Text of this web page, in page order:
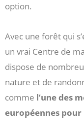
option.
Avec une forêt qui
un vrai Centre de
dispose de
nature et de
comme l’une des
européennes